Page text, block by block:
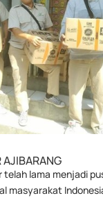
AJIBARANG
telah lama menjadi
masyarakat